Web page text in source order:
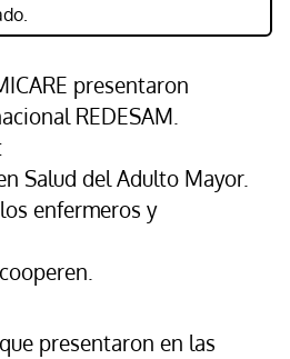
presentaron
REDESAM.
Salud del Adulto Mayor.
enfermeros y
presentaron en las